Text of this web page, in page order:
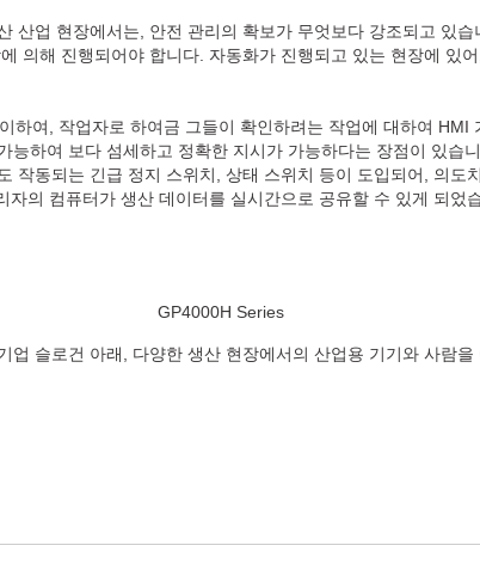
산업 현장에서는, 안전 관리의 확보가 무엇보다 강조되고 있
의해 진행되어야 합니다. 자동화가 진행되고 있는 현장에 있
하여, 작업자로 하여금 그들이 확인하려는 작업에 대하여
하여 보다 섬세하고 정확한 지시가 가능하다는 장점이 있습
작동되는 긴급 정지 스위치, 상태 스위치 등이 도입되어, 의도
의 컴퓨터가 생산 데이터를 실시간으로 공유할 수 있게 되었
GP4000H Series
업 슬로건 아래, 다양한 생산 현장에서의 산업용 기기와 사람